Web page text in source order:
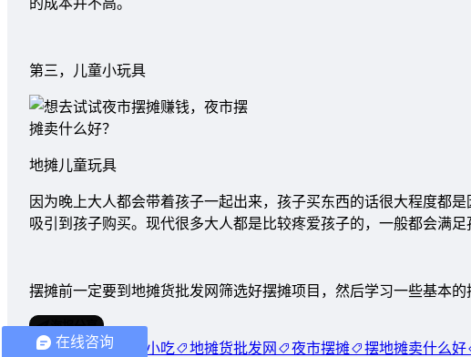
第三，儿童小玩具
地摊儿童玩具
因为晚上大人都会带着孩子一起出来，孩子买东西的话很大程度都
吸引到孩子购买。现代很多大人都是比较疼爱孩子的，一般都会满
摆摊前一定要到地摊货批发网筛选好摆摊项目，然后学习一些基本的
海报分享
儿童玩具 地摊小吃 地摊货批发网 夜市摆摊 摆地摊卖什么好
在线咨询